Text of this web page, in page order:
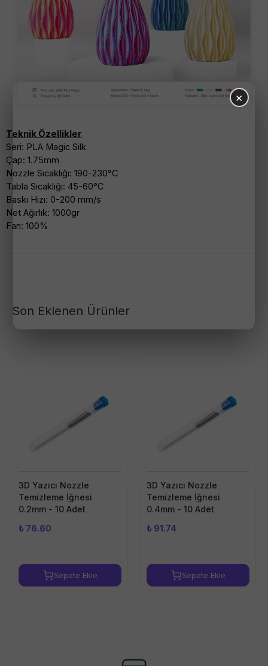
Teknik Özellikler
Seri: PLA Magic Silk
Çap: 1.75mm
Nozzle Sıcaklığı: 190-230°C
Tabla Sıcaklığı: 45-60°C
Baskı Hızı: 0-200 mm/s
Net Ağırlık: 1000gr
Fan: 100%
Son Eklenen Ürünler
3D Yazıcı Nozzle
Temizleme İğnesi
0.2mm - 10 Adet
₺ 76.60
Sepete Ekle
3D Yazıcı Nozzle
Temizleme İğnesi
0.4mm - 10 Adet
₺ 91.74
Sepete Ekle
×